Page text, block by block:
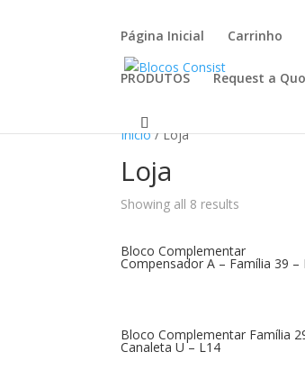
Página Inicial Carrinho
PRODUTOS Request a
Início/ Loja
Loja
Showing all 8 results
Bloco Complementar
Compensador A – Família 39 –
Bloco Complementar Família
Canaleta U – L14